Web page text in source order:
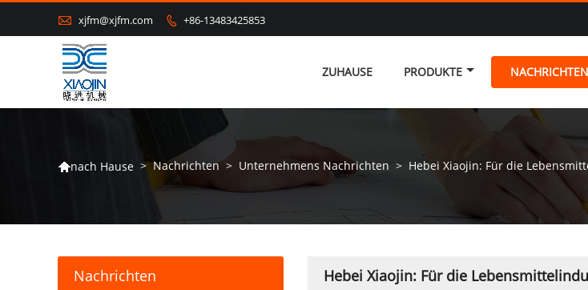
 xjfm@xjfm.com  +86-13483425853
ZUHAUSE PRODUKTE NACHRICHTEN
nach Hause > Nachrichten > Unternehmens Nachrichten > Hebei Xiaojin: Für die
Hebei Xiaojin: Für die
Nachrichten